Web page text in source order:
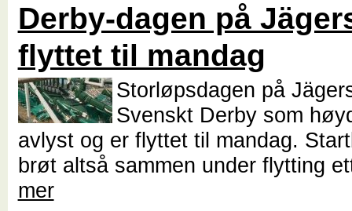
Derby-dagen på
flyttet til mandag
Storløpsdagen på
Svenskt Derby som
avlyst og er flyttet til mandag.
brøt altså sammen under flytting
mer